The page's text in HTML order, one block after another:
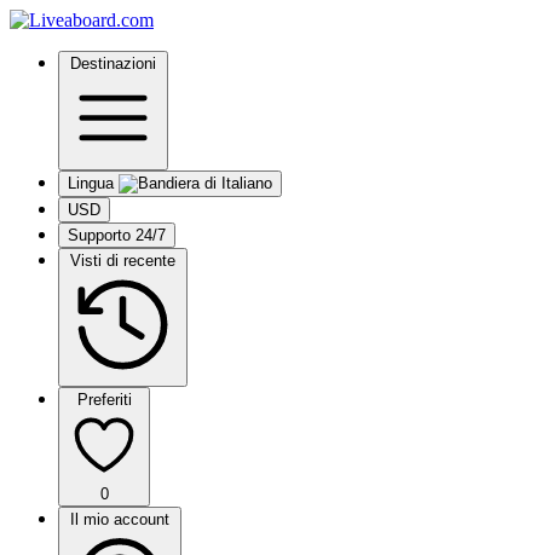
Destinazioni
Lingua
USD
Supporto 24/7
Visti di recente
Preferiti
0
Il mio account